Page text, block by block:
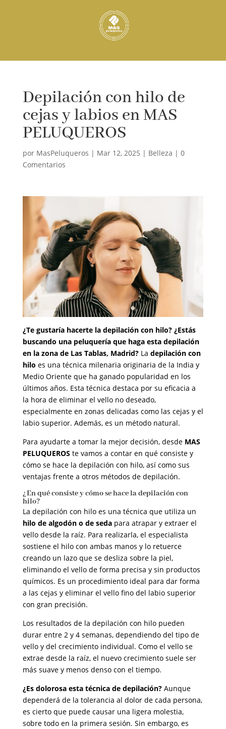
Depilación con hilo de
cejas y labios en MAS
PELUQUEROS
por MasPeluqueros | Mar 12, 2025 | Belleza | 0
Comentarios
¿Te gustaría hacerte la depilación con hilo? ¿Estás
buscando una peluquería que haga esta depilación
en la zona de Las Tablas, Madrid? La depilación con
hilo es una técnica milenaria originaria de la India y
Medio Oriente que ha ganado popularidad en los
últimos años. Esta técnica destaca por su eficacia a
la hora de eliminar el vello no deseado,
especialmente en zonas delicadas como las cejas y el
labio superior. Además, es un método natural.
Para ayudarte a tomar la mejor decisión, desde MAS
PELUQUEROS te vamos a contar en qué consiste y
cómo se hace la depilación con hilo, así como sus
ventajas frente a otros métodos de depilación.
¿En qué consiste y cómo se hace la depilación con
hilo?
La depilación con hilo es una técnica que utiliza un
hilo de algodón o de sedapara atrapar y extraer el
vello desde la raíz. Para realizarla, el especialista
sostiene el hilo con ambas manos y lo retuerce
creando un lazo que se desliza sobre la piel,
eliminando el vello de forma precisa y sin productos
químicos. Es un procedimiento ideal para dar forma
a las cejas y eliminar el vello fino del labio superior
con gran precisión.
Los resultados de la depilación con hilo pueden
durar entre 2 y 4 semanas, dependiendo del tipo de
vello y del crecimiento individual. Como el vello se
extrae desde la raíz, el nuevo crecimiento suele ser
más suave y menos denso con el tiempo.
¿Es dolorosa esta técnica de depilación? Aunque
dependerá de la tolerancia al dolor de cada persona,
es cierto que puede causar una ligera molestia,
sobre todo en la primera sesión. Sin embargo, es